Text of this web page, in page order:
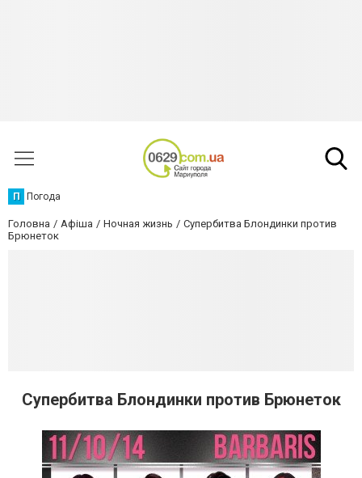
П Погода
Головна Афіша Ночная жизнь
Супербитва Блондинки против
Брюнеток
Супербитва Блондинки против Брюнеток